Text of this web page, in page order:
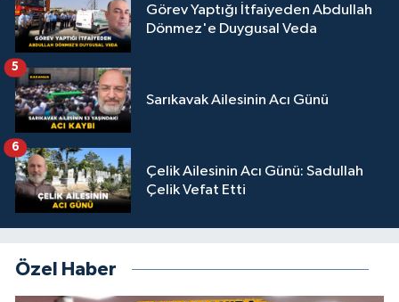
Görev Yaptığı İtfaiyeden Abdullah
Dönmez'e Duygusal Veda
Sarıkavak Ailesinin Acı Günü
5
Çelik Ailesinin Acı Günü: Sadullah
Çelik Vefat Etti
6
Özel Haber